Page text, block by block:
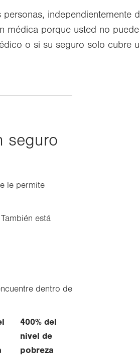
independientemente
médica porque usted no
o si su seguro solo cubre
seguro
le permite
está
dentro de
400% del
nivel de
pobreza